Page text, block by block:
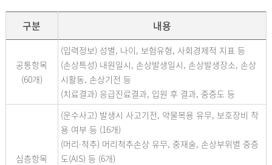
구분 내용
공통항목
(60개)
(입력정보) 성별, 나이, 보험유형, 사회경제적 지표 등
(손상특성) 내원일시, 손상발생일시, 손상발생장소, 손상
시활동, 손상기전 등
(치료결과) 응급진료결과, 입원 후 결과, 중증도 등
심층항목
(운수사고) 발생시 사고기전, 약물복용 유무, 보호장비 착
용 여부 등 (16개)
(머리·척추) 머리척추손상 유무, 중재술, 손상부위별 중증
도(AIS) 등 (6개)